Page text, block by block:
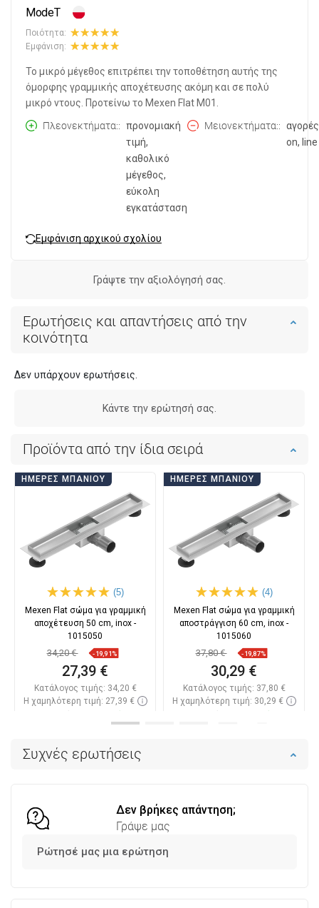
Συχνές ερωτήσεις
Δεν βρήκες απάντηση;
Γράψε μας
Ρώτησέ μας μια ερώτηση
ModeT
Ποιότητα:
Εμφάνιση:
Το μικρό μέγεθος επιτρέπει την τοποθέτηση αυτής της
όμορφης γραμμικής αποχέτευσης ακόμη και σε πολύ
μικρό ντους. Προτείνω το Mexen Flat M01.
Πλεονεκτήματα:
προνομιακή
τιμή,
καθολικό
μέγεθος,
εύκολη
εγκατάσταση
Μειονεκτήματα:
αγορές
on, line
Εμφάνιση αρχικού σχολίου
Γράψτε την αξιολόγησή σας.
Ερωτήσεις και απαντήσεις από την
κοινότητα
Δεν υπάρχουν ερωτήσεις.
Κάντε την ερώτησή σας.
Προϊόντα από την ίδια σειρά
ΗΜΈΡΕΣ ΜΠΆΝΙΟΥ
(5)
Mexen Flat σώμα για γραμμική
αποχέτευση 50 cm, inox -
1015050
34,20 € -19,91%
27,39 €
Κατάλογος τιμής: 34,20 €
Η χαμηλότερη τιμή: 27,39 €
ΗΜΈΡΕΣ ΜΠΆΝΙΟΥ
(4)
Mexen Flat σώμα για γραμμική
αποστράγγιση 60 cm, inox -
1015060
37,80 € -19,87%
30,29 €
Κατάλογος τιμής: 37,80 €
Η χαμηλότερη τιμή: 30,29 €